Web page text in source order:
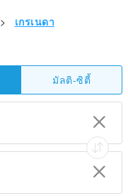
>
เกรเนดา
มัลติ-ซิตี้